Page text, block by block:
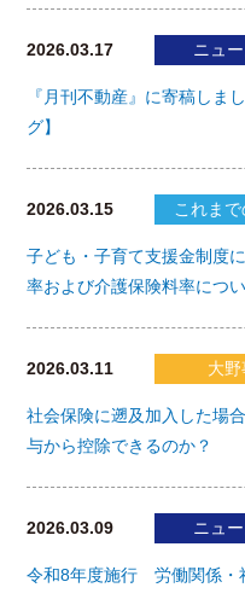
2026.03.17 ニュ
『月刊不動産』に寄稿しま
グ】
2026.03.15 これま
子ども・子育て支援金制度
率および介護保険料率につ
2026.03.11 大
社会保険に遡及加入した場
与から控除できるのか？
2026.03.09 ニュ
令和8年度施行 労働関係・